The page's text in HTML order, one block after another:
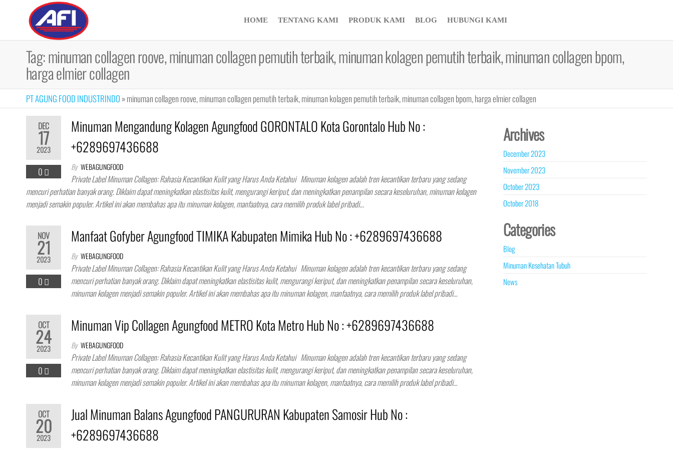
Bubuk
Minuman
Fiber,
Collagen
Drink, Meal
Replacement
HOME TENTANG KAMI PRODUK KAMI BLOG HUBUNGI KAMI
Tag:minuman collagen roove, minuman collagen pemutih terbaik, minuman kolagen pemutih terbaik, minuman collagen bpom,
harga elmier collagen
PT AGUNG FOOD INDUSTRINDO »minuman collagen roove, minuman collagen pemutih terbaik, minuman kolagen pemutih terbaik, minuman collagen bpom, harga elmier collagen
DEC
17
2023
0
Minuman Mengandung Kolagen Agungfood GORONTALO Kota Gorontalo Hub No :
+6289697436688
By WEBAGUNGFOOD
Private Label Minuman Collagen: Rahasia Kecantikan Kulit yang Harus Anda Ketahui Minuman kolagen adalah tren kecantikan terbaru yang sedang
mencuri perhatian banyak orang. Diklaim dapat meningkatkan elastisitas kulit, mengurangi keriput, dan meningkatkan penampilan secara keseluruhan, minuman kolagen
menjadi semakin populer. Artikel ini akan membahas apa itu minuman kolagen, manfaatnya, cara memilih produk label pribadi…
NOV
21
2023
0
Manfaat Gofyber Agungfood TIMIKA Kabupaten Mimika Hub No : +6289697436688
By WEBAGUNGFOOD
Private Label Minuman Collagen: Rahasia Kecantikan Kulit yang Harus Anda Ketahui Minuman kolagen adalah tren kecantikan terbaru yang sedang
mencuri perhatian banyak orang. Diklaim dapat meningkatkan elastisitas kulit, mengurangi keriput, dan meningkatkan penampilan secara keseluruhan,
minuman kolagen menjadi semakin populer. Artikel ini akan membahas apa itu minuman kolagen, manfaatnya, cara memilih produk label pribadi…
OCT
24
2023
0
Minuman Vip Collagen Agungfood METRO Kota Metro Hub No : +6289697436688
By WEBAGUNGFOOD
Private Label Minuman Collagen: Rahasia Kecantikan Kulit yang Harus Anda Ketahui Minuman kolagen adalah tren kecantikan terbaru yang sedang
mencuri perhatian banyak orang. Diklaim dapat meningkatkan elastisitas kulit, mengurangi keriput, dan meningkatkan penampilan secara keseluruhan,
minuman kolagen menjadi semakin populer. Artikel ini akan membahas apa itu minuman kolagen, manfaatnya, cara memilih produk label pribadi…
OCT
20
2023
Jual Minuman Balans Agungfood PANGURURAN Kabupaten Samosir Hub No :
+6289697436688
Archives
December 2023
November 2023
October 2023
October 2018
Categories
Blog
Minuman Kesehatan Tubuh
News